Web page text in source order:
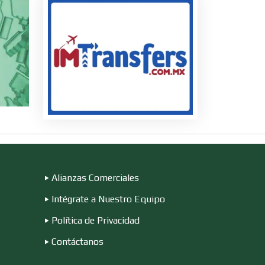
Alianzas Comerciales
Intégrate a Nuestro Equipo
Política de Privacidad
Contáctanos